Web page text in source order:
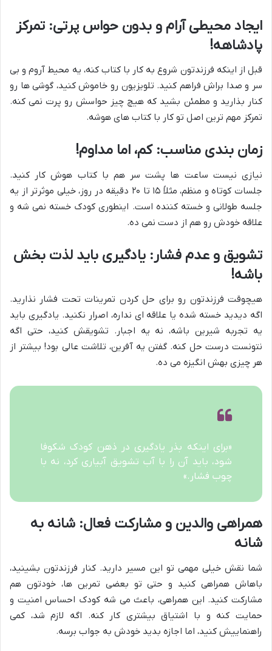
ایجاد محیطی آرام و بدون حواس پرتی: تمرکز
پادشاهه!
قبل از اینکه فرزندتون شروع به کار با کتاب کنه، یه محیط آروم و بی
سر و صدا براش فراهم کنید. تلویزیون رو خاموش کنید، گوشی ها رو
کنار بذارید و مطمئن بشید که هیچ چیز حواسش رو پرت نمی کنه.
تمرکز مهم ترین اصل تو کار با کتاب های هوشه.
زمان بندی مناسب: کم، اما مداوم!
نیازی نیست ساعت ها پشت سر هم با کتاب هوش کار کنید.
جلسات کوتاه و منظم، مثلاً ۱۵ تا ۲۰ دقیقه در روز، خیلی موثرتر از یه
جلسه طولانی و خسته کننده است. اینطوری کودک خسته نمی شه و
علاقه خودش رو هم از دست نمی ده.
تشویق و عدم فشار: یادگیری باید لذت بخش
باشه!
هیچوقت فرزندتون رو برای حل کردن تمرینات تحت فشار نذارید.
اگه دیدید خسته شده یا علاقه ای نداره، اصرار نکنید. یادگیری باید
یه تجربه شیرین باشه، نه یه اجبار. تشویقش کنید، حتی اگه
نتونست درست حل کنه. گفتن یه آفرین، تلاشت عالی بود! بیشتر از
هر چیزی بهش انگیزه می ده.
«برای اینکه بذر یادگیری در ذهن کودک شکوفا
شود، باید آن را با آب تشویق آبیاری کرد، نه با
چوب فشار.»
همراهی والدین و مشارکت فعال: شانه به
شانه
شما نقش خیلی مهمی تو این مسیر دارید. کنار فرزندتون بشینید،
باهاش همراهی کنید و حتی تو بعضی تمرین ها، خودتون هم
مشارکت کنید. این همراهی، باعث می شه کودک احساس امنیت و
حمایت کنه و با اشتیاق بیشتری کار کنه. اگه لازم شد، کمی
راهنماییش کنید، اما اجازه بدید خودش به جواب برسه.